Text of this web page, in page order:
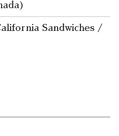
Sandwiches /